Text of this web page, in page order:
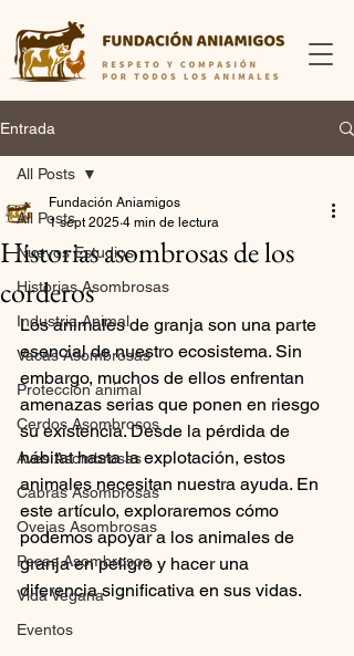
Entrada
All Posts
Nuevos Estudios
Historias Asombrosas
Industria Animal
Vacas Asombrosas
Protección animal
Cerdos Asombrosos
Aves Asombrosas
Cabras Asombrosas
Ovejas Asombrosas
Peces Asombrosos
Vida Vegana
Eventos
All Posts
Historias asombrosas de los
corderos
Fundación Aniamigos
1 sept 2025 4 min de lectura
Los animales de granja son una parte
esencial de nuestro ecosistema. Sin
embargo, muchos de ellos enfrentan
amenazas serias que ponen en riesgo
su existencia. Desde la pérdida de
hábitat hasta la explotación, estos
animales necesitan nuestra ayuda. En
este artículo, exploraremos cómo
podemos apoyar a los animales de
granja en peligro y hacer una
diferencia significativa en sus vidas.